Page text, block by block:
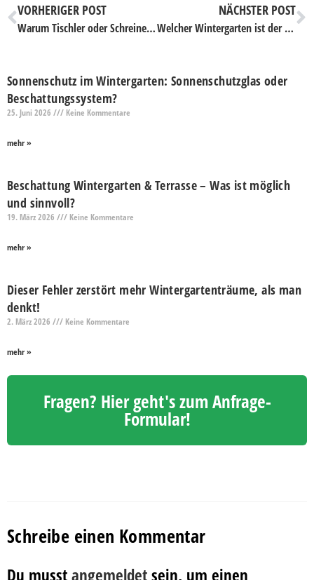
VORHERIGER POST
Warum Tischler oder Schreiner werden? – Argumente und Infos zur Ausbildung
NÄCHSTER POST
Welcher Wintergarten ist der richtige für mich? – 4 Tipps, wie Sie das herausfinden
Sonnenschutz im Wintergarten: Sonnenschutzglas oder
Beschattungssystem?
25. Juni 2026 Keine Kommentare
mehr »
Beschattung Wintergarten & Terrasse – Was ist möglich
und sinnvoll?
19. März 2026 Keine Kommentare
mehr »
Dieser Fehler zerstört mehr Wintergartenträume, als man
denkt!
2. März 2026 Keine Kommentare
mehr »
Fragen? Hier geht's zum Anfrage-
Formular!
Schreibe einen Kommentar
Du musstangemeldetsein, um einen